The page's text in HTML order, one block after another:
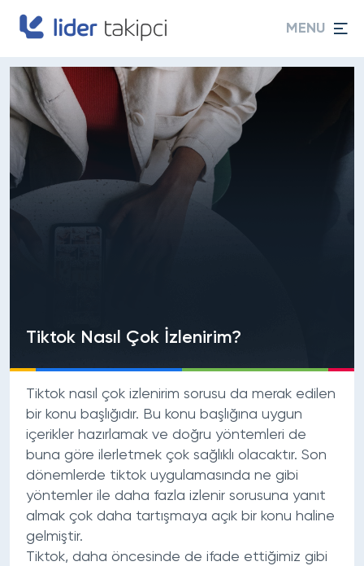
MENU
Tiktok Nasıl Çok İzlenirim?
Tiktok nasıl çok izlenirim sorusu da merak edilen
bir konu başlığıdır. Bu konu başlığına uygun
içerikler hazırlamak ve doğru yöntemleri de
buna göre ilerletmek çok sağlıklı olacaktır. Son
dönemlerde tiktok uygulamasında ne gibi
yöntemler ile daha fazla izlenir sorusuna yanıt
almak çok daha tartışmaya açık bir konu haline
gelmiştir.
Tiktok, daha öncesinde de ifade ettiğimiz gibi